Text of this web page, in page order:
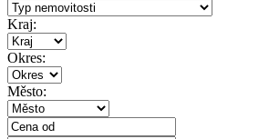
Kraj:
Okres:
Město: